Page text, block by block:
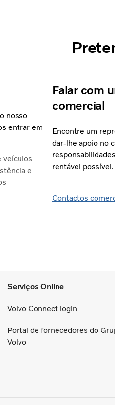
nosso
entrar em
veículos
e
Falar com
comercial
Encontre um
dar-lhe apoio no
rentável possível.
Contactos
Serviços Online
Volvo Connect login
Portal de fornecedores do
Volvo